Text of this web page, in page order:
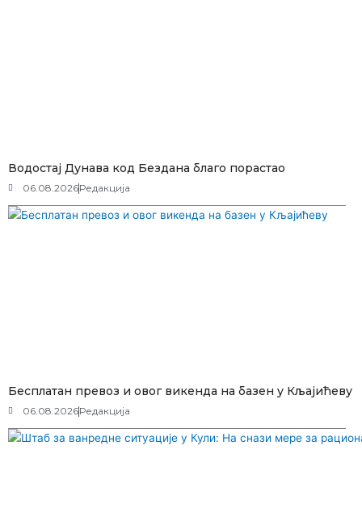
Водостај Дунава код Бездана благо порастао
06.08.2026Редакција
Бесплатан превоз и овог викенда на базен у Кљајићеву
06.08.2026Редакција